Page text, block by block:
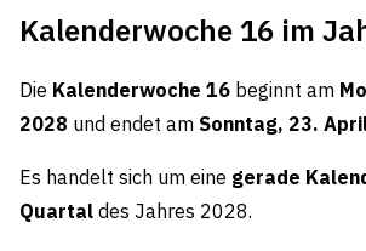
Kalenderwoche 16 im
Die Kalenderwoche 16 beginnt am
2028 und endet am Sonntag, 23.
Es handelt sich um eine gerade
Quartal des Jahres 2028.